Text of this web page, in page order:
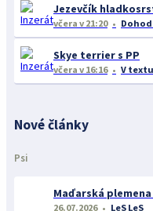
Jezevčík
včera v 21:20
Skye terrier s PP
včera v 16:16 V textu
Nové články
Psi
Maďarská
26.07.2026 LeS LeS